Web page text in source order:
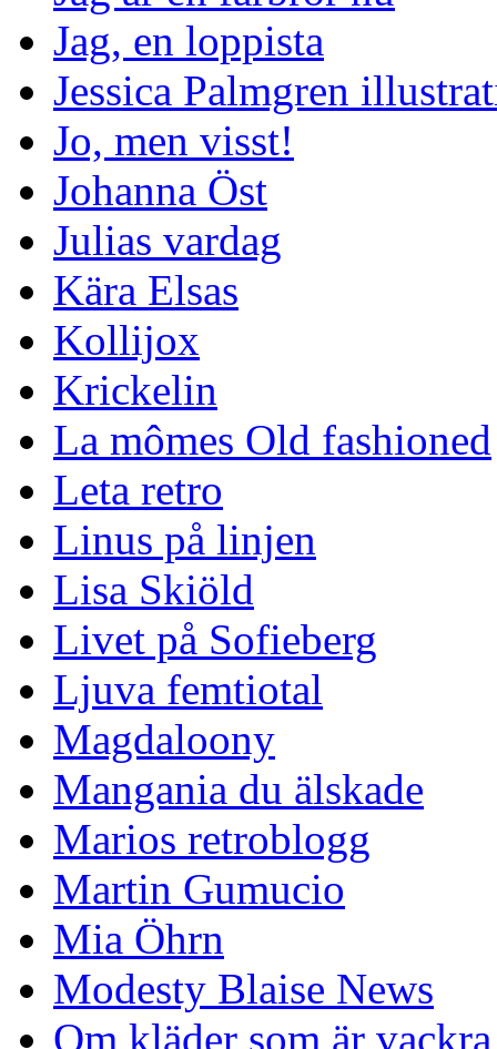
Jag, en loppista
Jessica Palmgren
Jo, men visst!
Johanna Öst
Julias vardag
Kära Elsas
Kollijox
Krickelin
La mômes Old fashioned
Leta retro
Linus på linjen
Lisa Skiöld
Livet på Sofieberg
Ljuva femtiotal
Magdaloony
Mangania du älskade
Marios retroblogg
Martin Gumucio
Mia Öhrn
Modesty Blaise News
Om kläder som är vackra